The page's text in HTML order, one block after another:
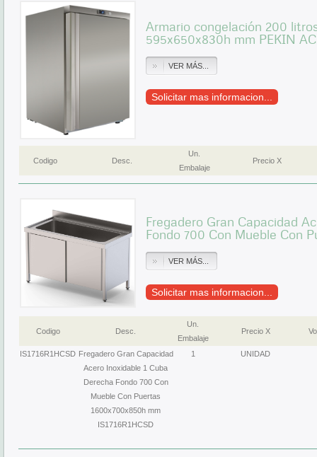
Armario congelación 200
595x650x830h mm PEKIN
VER MÁS...
Solicitar mas informacion...
Codigo Desc.
Un.
Embalaje
Precio X
Fregadero Gran Capacidad
Fondo 700 Con Mueble Con
VER MÁS...
Solicitar mas informacion...
Codigo Desc.
Un.
Embalaje
Precio X
IS1716R1HCSD Fregadero Gran Capacidad
Acero Inoxidable 1 Cuba
Derecha Fondo 700 Con
Mueble Con Puertas
1600x700x850h mm
IS1716R1HCSD
1 UNIDAD